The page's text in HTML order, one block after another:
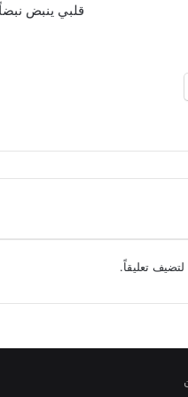
قلبي ينبض
لتضيف تعليقاً.